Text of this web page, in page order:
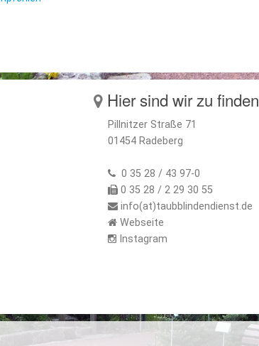
Hier sind wir zu finden
Pillnitzer Straße 71
01454 Radeberg
0 35 28 / 43 97-0
0 35 28 / 2 29 30 55
info(at)taubblindendienst.de
Webseite
Instagram